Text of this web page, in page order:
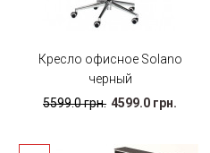
Кресло офисное Solano
черный
5599.0 грн. 4599.0 грн.